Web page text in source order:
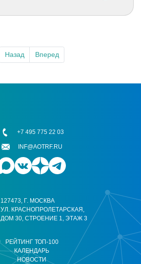
Назад Вперед
РЕЙТИНГ ТОП-100
КАЛЕНДАРЬ
НОВОСТИ
127473, Г. МОСКВА
УЛ. КРАСНОПРОЛЕТАРСКАЯ,
ДОМ 30, СТРОЕНИЕ 1, ЭТАЖ 3
+7 495 775 22 03
INF@AOTRF.RU